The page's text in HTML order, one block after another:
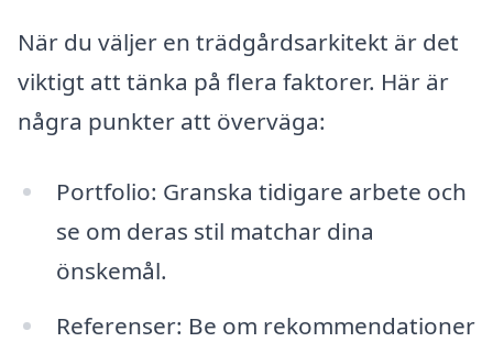
När du väljer en trädgårdsarkitekt är det
viktigt att tänka på flera faktorer. Här är
några punkter att överväga:
Portfolio: Granska tidigare arbete och
se om deras stil matchar dina
önskemål.
Referenser: Be om rekommendationer